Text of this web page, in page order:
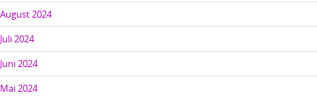
August 2024
Juli 2024
Juni 2024
Mai 2024